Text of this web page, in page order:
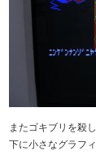
またゴキブリを殺
下に小さなグラフ